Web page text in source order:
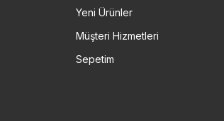
Yeni Ürünler
Müşteri Hizmetleri
Sepetim